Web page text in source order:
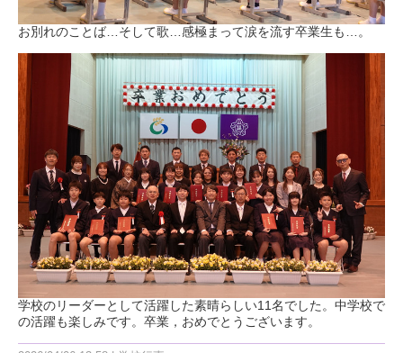
お別れのことば…そして歌…感極まって涙を流す卒業生も…。
学校のリーダーとして活躍した素晴らしい11名でした。中学校で
の活躍も楽しみです。卒業，おめでとうございます。